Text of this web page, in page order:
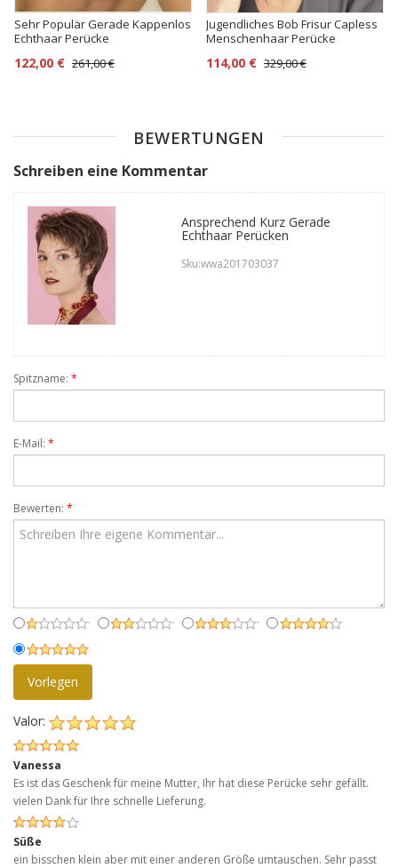
Sehr Populär Gerade Kappenlos
Echthaar Perücke
122,00 € 261,00 €
Jugendliches Bob Frisur Capless
Menschenhaar Perücke
114,00 € 329,00 €
BEWERTUNGEN
Schreiben eine Kommentar
Ansprechend Kurz Gerade
Echthaar Perücken
Sku:wwa201703037
Spitzname: *
E-Mail: *
Bewerten: *
Vorlegen
Valor:
Vanessa
Es ist das Geschenk für meine Mutter, Ihr hat diese Perücke sehr gefällt.
vielen Dank für Ihre schnelle Lieferung.
Süße
ein bisschen klein aber mit einer anderen Größe umtauschen. Sehr passt